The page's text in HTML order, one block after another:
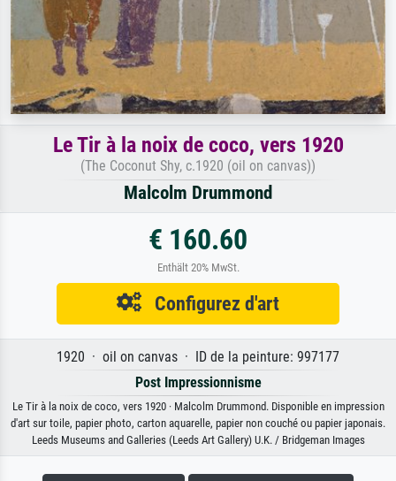
Le Tir à la noix de coco, vers 1920
(The Coconut Shy, c.1920 (oil on canvas))
Malcolm Drummond
€ 160.60
Enthält 20% MwSt.
Configurez d'art
1920 · oil on canvas · ID de la peinture: 997177
Post Impressionnisme
Le Tir à la noix de coco, vers 1920 · Malcolm Drummond. Disponible en impression
d'art sur toile, papier photo, carton aquarelle, papier non couché ou papier japonais.
Leeds Museums and Galleries (Leeds Art Gallery) U.K. / Bridgeman Images